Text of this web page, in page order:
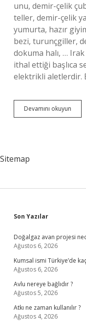
unu, demir-çelik
teller, demir-çelik
yumurta, hazır
bezi, turunçgiller,
dokuma halı, …
ithal ettiği başlıca
elektrikli aletlerdir.
Devamını okuyun
A
Sitemap
Sidebar
Son Yazılar
Doğalgaz avan projesi
Ağustos 6, 2026
Kumsal ismi Türkiye’de
Ağustos 6, 2026
Avlu nereye bağlıdır ?
Ağustos 5, 2026
Atkı ne zaman kullanılır ?
Ağustos 4, 2026